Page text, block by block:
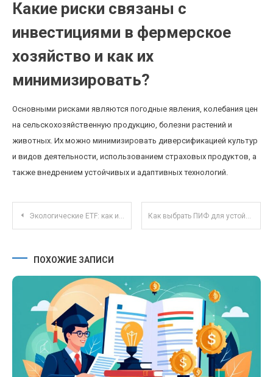
Какие риски связаны с
инвестициями в фермерское
хозяйство и как их
минимизировать?
Основными рисками являются погодные явления, колебания цен
на сельскохозяйственную продукцию, болезни растений и
животных. Их можно минимизировать диверсификацией культур
и видов деятельности, использованием страховых продуктов, а
также внедрением устойчивых и адаптивных технологий.
Навигация по записям
Экологические ETF: как инвестировать в устойчивое будущее через биржевые фонды Как выбрать ПИФ для устойчивого инвестирования: анализ ESG-отчетов и принципов ответственности
ПОХОЖИЕ ЗАПИСИ